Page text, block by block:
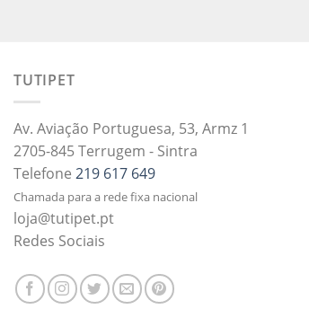
TUTIPET
Av. Aviação Portuguesa, 53, Armz 1
2705-845 Terrugem - Sintra
Telefone 219 617 649
Chamada para a rede fixa nacional
loja@tutipet.pt
Redes Sociais